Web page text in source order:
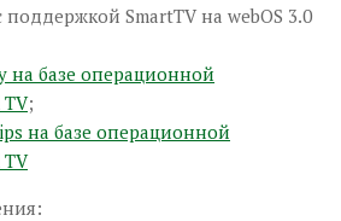
поддержкой SmartTV на webOS 3.0
на базе операционной
;
на базе операционной